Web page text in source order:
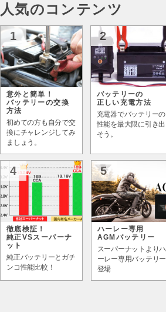
人気のコンテンツ
1
意外と簡単！
バッテリーの交換
方法
初めての方も自分で交
換にチャレンジしてみ
ましょう。
2
バッテリーの
正しい充電方法
充電器でバッテリーの
性能を最大限に引き出
そう。
4
徹底検証！
純正VSスーパーナ
ット
純正バッテリーとガチ
ンコ性能比較！
5
ハーレー専用
AGMバッテリー
スーパーナットよりハ
ーレー専用バッテリー
登場